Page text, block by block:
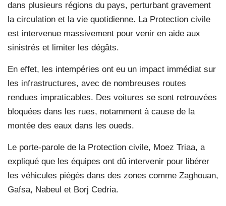
dans plusieurs régions du pays, perturbant gravement
la circulation et la vie quotidienne. La Protection civile
est intervenue massivement pour venir en aide aux
sinistrés et limiter les dégâts.
En effet, les intempéries ont eu un impact immédiat sur
les infrastructures, avec de nombreuses routes
rendues impraticables. Des voitures se sont retrouvées
bloquées dans les rues, notamment à cause de la
montée des eaux dans les oueds.
Le porte-parole de la Protection civile, Moez Triaa, a
expliqué que les équipes ont dû intervenir pour libérer
les véhicules piégés dans des zones comme Zaghouan,
Gafsa, Nabeul et Borj Cedria.